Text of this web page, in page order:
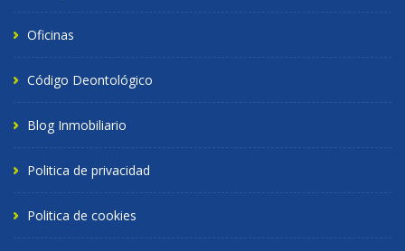
Oficinas
Código Deontológico
Blog Inmobiliario
Politica de privacidad
Politica de cookies